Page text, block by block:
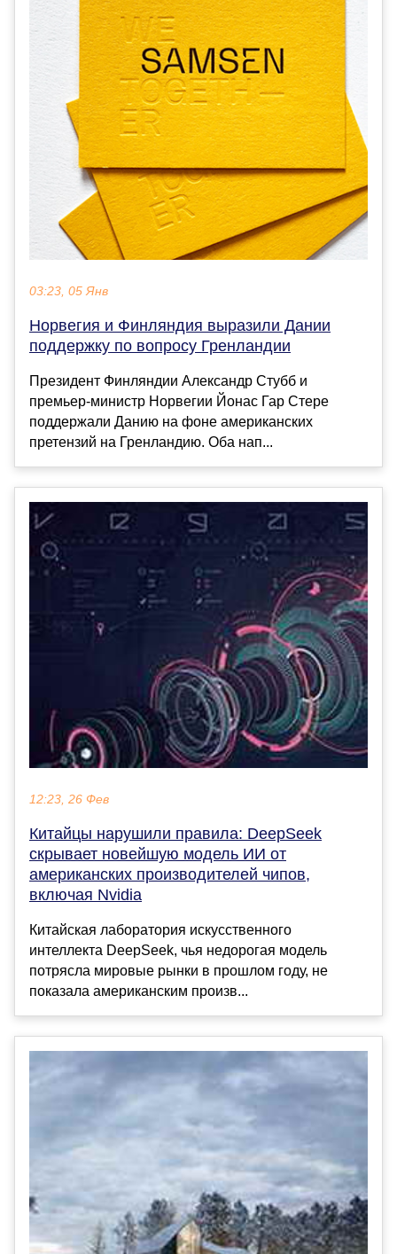
03:23, 05 Янв
Норвегия и Финляндия выразили Дании
поддержку по вопросу Гренландии
Президент Финляндии Александр Стубб и
премьер-министр Норвегии Йонас Гар Стере
поддержали Данию на фоне американских
претензий на Гренландию. Оба нап...
12:23, 26 Фев
Китайцы нарушили правила: DeepSeek
скрывает новейшую модель ИИ от
американских производителей чипов,
включая Nvidia
Китайская лаборатория искусственного
интеллекта DeepSeek, чья недорогая модель
потрясла мировые рынки в прошлом году, не
показала американским произв...